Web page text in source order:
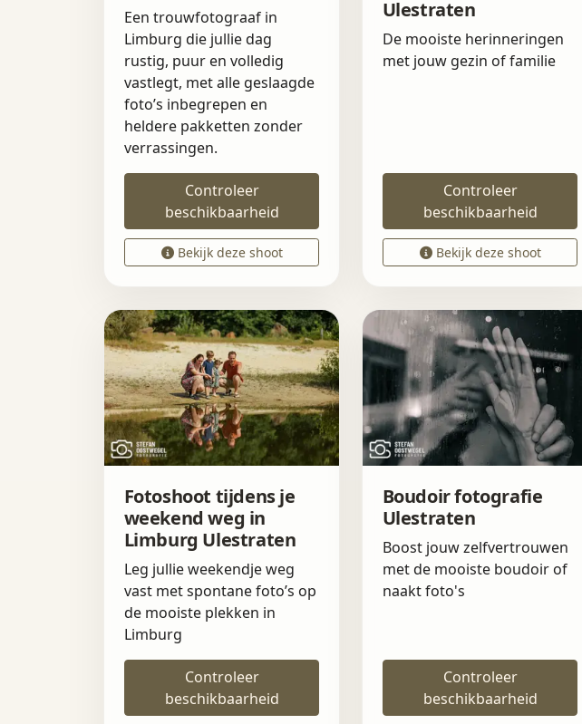
Een trouwfotograaf in
Limburg die jullie dag
rustig, puur en volledig
vastlegt, met alle geslaagde
foto’s inbegrepen en
heldere pakketten zonder
verrassingen.
Controleer
beschikbaarheid
Bekijk deze shoot
Ulestraten
De mooiste herinneringen
met jouw gezin of familie
Controleer
beschikbaarheid
Bekijk deze shoot
Fotoshoot tijdens je
weekend weg in
Limburg Ulestraten
Leg jullie weekendje weg
vast met spontane foto’s op
de mooiste plekken in
Limburg
Controleer
beschikbaarheid
Boudoir fotografie
Ulestraten
Boost jouw zelfvertrouwen
met de mooiste boudoir of
naakt foto's
Controleer
beschikbaarheid